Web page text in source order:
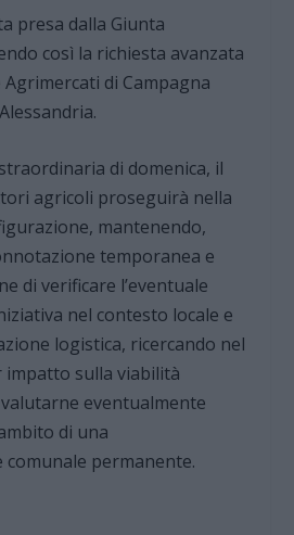
presa dalla Giunta
così la richiesta avanzata
Agrimercati di Campagna
di domenica, il
agricoli proseguirà nella
mantenendo,
temporanea e
di verificare l’eventuale
nel contesto locale e
logistica, ricercando nel
sulla viabilità
valutarne eventualmente
di una
permanente.